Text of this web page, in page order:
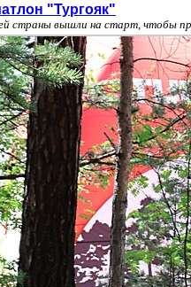
"Тургояк"
страны вышли на старт, чтобы